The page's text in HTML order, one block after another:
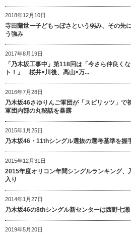
2018年12月10日
寺田蘭世ー子どもっぽさという弱み、その先
う強み
2017年8月19日
「乃木坂工事中」第118回は「今さら仲良く
ト！」 桜井×川後、高山×万...
2016年7月28日
乃木坂46さゆりんご軍団が「スピリッツ」で
軍団内部の丸秘話を暴露
2015年1月25日
乃木坂46・11thシングル選抜の選考基準を握
2015年12月31日
2015年度オリコン年間シングルランキング
入り
2014年1月27日
乃木坂46の8thシングル新センターは西野七瀬
2019年5月20日